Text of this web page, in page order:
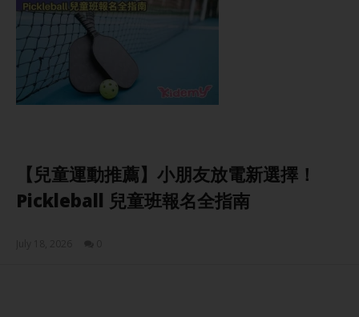
【兒童運動推薦】小朋友放電新選擇！
Pickleball 兒童班報名全指南